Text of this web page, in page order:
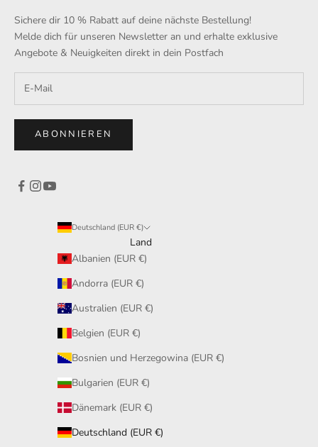
Sichere dir 10 % Rabatt auf deine nächste Bestellung!
Melde dich für unseren Newsletter an und erhalte exklusive
Angebote & Neuigkeiten direkt in dein Postfach
ABONNIEREN
Deutschland (EUR €)
Land
Albanien (EUR €)
Andorra (EUR €)
Australien (EUR €)
Belgien (EUR €)
Bosnien und Herzegowina (EUR €)
Bulgarien (EUR €)
Dänemark (EUR €)
Deutschland (EUR €)